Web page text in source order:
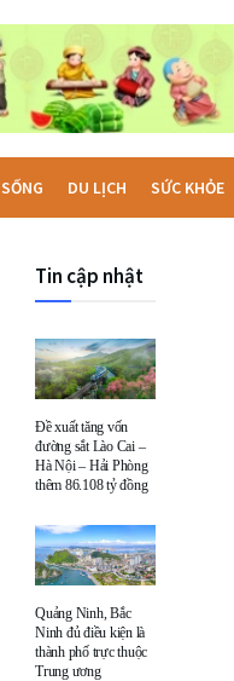
DU LỊCH SỨC KHỎE
Tin cập nhật
Đề xuất tăng vốn
đường sắt Lào Cai –
Hà Nội – Hải Phòng
thêm 86.108 tỷ đồng
Quảng Ninh, Bắc
Ninh đủ điều kiện là
thành phố trực thuộc
Trung ương